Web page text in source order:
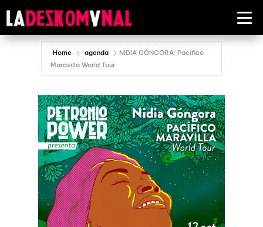
Home agenda
NIDIA GÓNGORA: Pacífico
Maravilla World Tour